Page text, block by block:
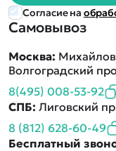
Самовывоз
Москва:
Волгоградский
8(495) 008-53-92
СПБ: Лиговский
8 (812) 628-60-49
Бесплатный
Согласие на